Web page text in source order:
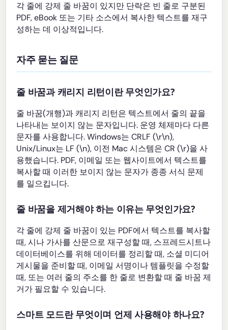
각 줄에 강제 줄 바꿈이 있지만 단락은 빈 줄로 구분된
PDF, eBook 또는 기타 소스에서 복사한 텍스트를 재구
성하는 데 이상적입니다.
자주 묻는 질문
줄 바꿈과 캐리지 리턴이란 무엇인가요?
줄 바꿈(개행)과 캐리지 리턴은 텍스트에서 줄의 끝을
나타내는 보이지 않는 문자입니다. 운영 체제마다 다른
문자를 사용합니다. Windows는 CRLF (\r\n),
Unix/Linux는 LF (\n), 이전 Mac 시스템은 CR (\r)을 사
용했습니다. PDF, 이메일 또는 웹사이트에서 텍스트를
복사할 때 이러한 보이지 않는 문자가 종종 서식 문제
를 일으킵니다.
줄 바꿈을 제거해야 하는 이유는 무엇인가요?
각 줄에 강제 줄 바꿈이 있는 PDF에서 텍스트를 복사할
때, 시나 가사를 산문으로 재구성할 때, 스프레드시트나
데이터베이스를 위해 데이터를 정리할 때, 소셜 미디어
게시물을 준비할 때, 이메일 서명이나 템플릿을 수정할
때, 또는 여러 줄의 주소를 한 줄로 변환할 때 줄 바꿈 제
거가 필요할 수 있습니다.
스마트 모드란 무엇이며 언제 사용해야 하나요?